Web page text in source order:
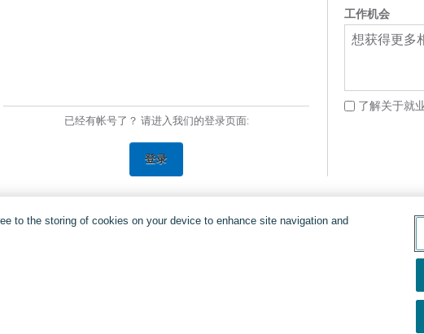
已经有帐号了？ 请进入我们的登录页面:
登录
工作机会
想获得更多
了解关于就
to the storing of cookies on your device to enhance site navigation and